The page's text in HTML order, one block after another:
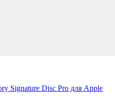
Signature Disc Pro для Apple